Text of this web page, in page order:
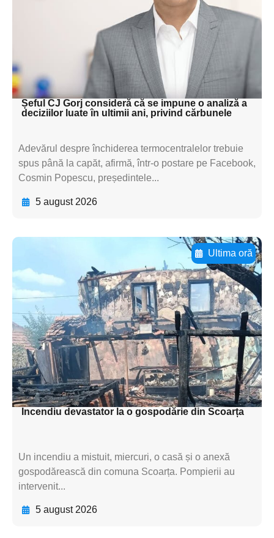
subtitluAdaugă aici
textul pentru
subtitluAdaugă aici
textul pentru subti
Șeful CJ Gorj consideră că se impune o analiză a
deciziilor luate în ultimii ani, privind cărbunele
Adevărul despre închiderea termocentralelor trebuie
spus până la capăt, afirmă, într-o postare pe Facebook,
Cosmin Popescu, președintele...
5 august 2026
Ultima oră
Adaugă aici textul pentru
subtitluAdaugă aici
textul pentru
subtitluAdaugă aici
textul pentru
subtitluAdaugă aici
textul pentru subti
Incendiu devastator la o gospodărie din Scoarța
Un incendiu a mistuit, miercuri, o casă și o anexă
gospodărească din comuna Scoarța. Pompierii au
intervenit...
5 august 2026